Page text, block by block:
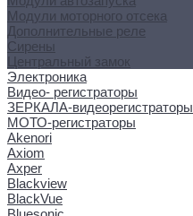
Модули моторного отсека
Дополнительные реле
Сирены
Центральный замок
Электроника
Видео- регистраторы
ЗЕРКАЛА-видеорегистраторы
МОТО-регистраторы
Akenori
Axiom
Axper
Blackview
BlackVue